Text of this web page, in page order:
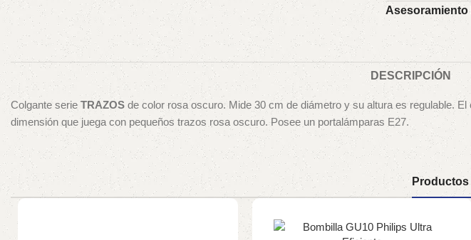
Asesoramiento
DESCRIPCIÓN
Colgante serieTRAZOS de color rosa oscuro. Mide 30 cm de diámetro y su altura es regulable.
dimensión que juega con pequeños trazos rosa oscuro. Posee un portalámparas E27.